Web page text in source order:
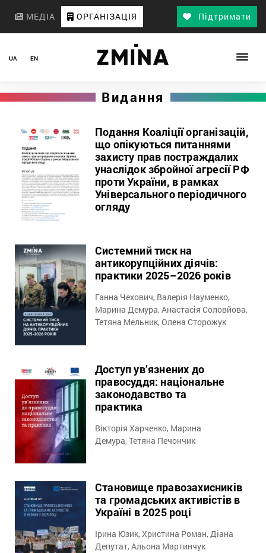
МЕДІА ОРГАНІЗАЦІЯ Підтримати
UA EN
Видання
Подання Коаліції організацій,
що опікуються питаннями
захисту прав постраждалих
унаслідок збройної агресії РФ
проти України, в рамках
Універсального періодичного
огляду
Системний тиск на
антикорупційних діячів:
практики 2025–2026 років
Ганна Чехович, Валерія Науменко,
Марина Демура, Анастасія Соловйова,
Тетяна Мельник, Олена Сторожук
Доступ ув’язнених до
правосуддя: національне
законодавство та
практика
Вікторія Харченко, Марина
Демура, Тетяна Печончик
Становище правозахисників
та громадських активістів в
Україні в 2025 році
Ірина Юзик, Христина Роман, Діана
Депутат, Альона Мартинчук